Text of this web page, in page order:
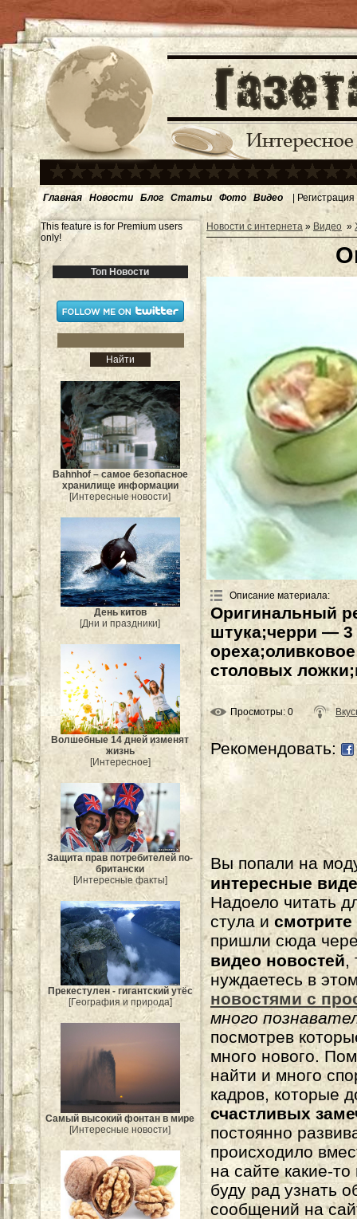
Главная Новости Блог Статьи Фото Видео | Регистрация
This feature is for Premium users
only!
Топ Новости
Bahnhof – самое безопасное
хранилище информации
[Интересные новости]
День китов
[Дни и праздники]
Волшебные 14 дней изменят
жизнь
[Интересное]
Защита прав потребителей по-
британски
[Интересные факты]
Прекестулен - гигантский утёс
[География и природа]
Самый высокий фонтан в мире
[Интересные новости]
Новости с интернета » Видео »
Описание материала:
Оригинальный
штука;черри —
столовых
Просмотры: 0
Рекомендовать:
Вы попали на
интересные
Надоело читать
стула и
пришли сюда
видео новостей,
нуждаетесь в
новостями с
много
посмотрев
много нового.
найти и много
кадров, которые
счастливых
постоянно
происходило
на сайте какие-
буду рад узнать
сообщений на